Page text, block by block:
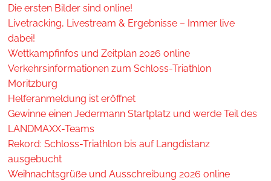
Die ersten Bilder sind online!
Livetracking, Livestream & Ergebnisse – Immer live
dabei!
Wettkampfinfos und Zeitplan 2026 online
Verkehrsinformationen zum Schloss-Triathlon
Moritzburg
Helferanmeldung ist eröffnet
Gewinne einen Jedermann Startplatz und werde Teil des
LANDMAXX-Teams
Rekord: Schloss-Triathlon bis auf Langdistanz
ausgebucht
Weihnachtsgrüße und Ausschreibung 2026 online